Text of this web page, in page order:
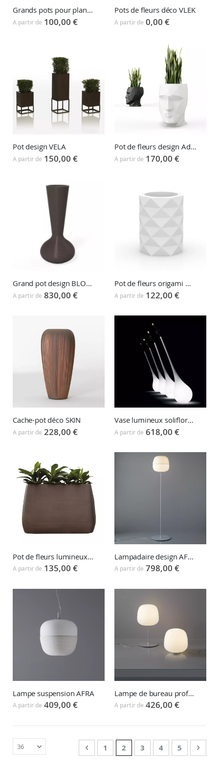
Grands pots pour plantes BLOW
A partir de 100,00 €
Pots de fleurs déco VLEK
A partir de 0,00 €
Pot design VELA
A partir de 150,00 €
Pot de fleurs design Adan
A partir de 170,00 €
Grand pot design BLOOM
A partir de 830,00 €
Pot de fleurs origami Marquis
A partir de 122,00 €
Cache-pot déco SKIN
A partir de 228,00 €
Vase lumineux soliflore AMPOULE XL
A partir de 618,00 €
Pot de fleurs lumineux PANDORA
A partir de 135,00 €
Lampadaire design AFRA
A partir de 798,00 €
Lampe suspension AFRA
A partir de 409,00 €
Lampe de bureau professionnel AFRA
A partir de 426,00 €
PagePage
Précédent
Page
1 You're currently reading
2 Page
3 Page
4 Page
5 Page